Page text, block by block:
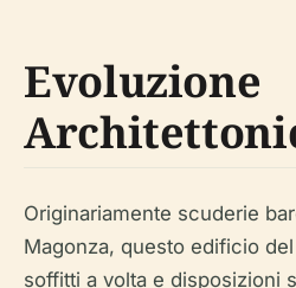
Evoluzione
Originariamente scuderie
Magonza, questo edificio
soffitti a volta e disposizioni